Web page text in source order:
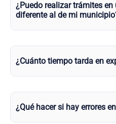
¿Puedo realizar trámites
diferente al de mi
¿Cuánto tiempo tarda en
¿Qué hacer si hay errores